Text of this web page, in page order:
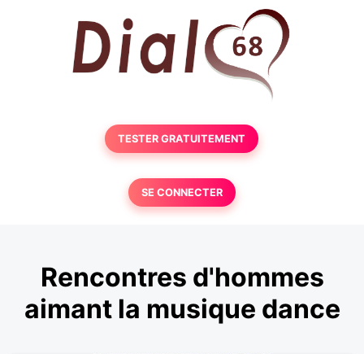
TESTER GRATUITEMENT
SE CONNECTER
Rencontres d'hommes
aimant la musique dance